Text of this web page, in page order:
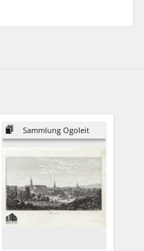
Sammlung Ogoleit